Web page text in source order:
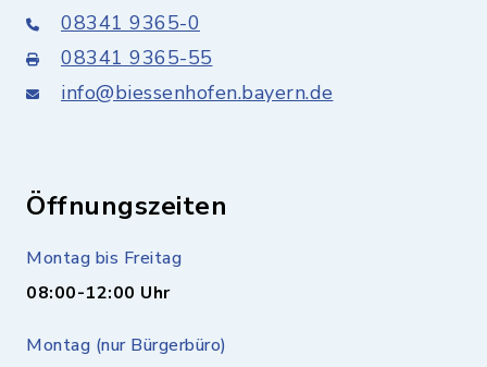
08341 9365-0
08341 9365-55
info@biessenhofen.bayern.de
Öffnungszeiten
Montag bis Freitag
08:00-12:00 Uhr
Montag (nur Bürgerbüro)